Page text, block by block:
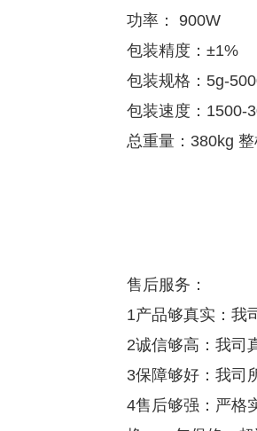
功率： 900W
包装精度：±1%
包装规格：5g-
包装速度：1500-
总重量：380kg
售后服务：
1产品够真实：我
2诚信够高：我司
3保障够好：我司
4售后够强：严格